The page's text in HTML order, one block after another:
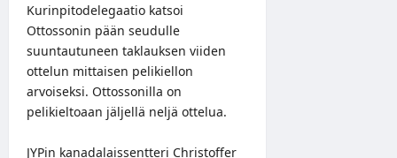
Kurinpitodelegaatio katsoi
Ottossonin pään seudulle
suuntautuneen taklauksen viiden
ottelun mittaisen pelikiellon
arvoiseksi. Ottossonilla on
pelikieltoaan jäljellä neljä ottelua.
JYPin kanadalaissentteri Christoffer